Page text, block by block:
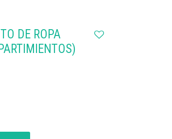
DE ROPA